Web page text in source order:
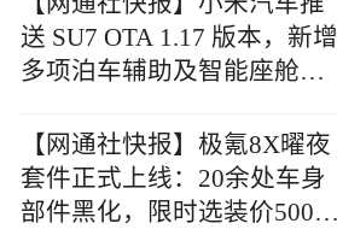
送 SU7 OTA 1.17 版本，新增
多项泊车辅助及智能座舱功
【网通社快报】极氪8X曜夜
套件正式上线：20余处车身
部件黑化，限时选装价5000